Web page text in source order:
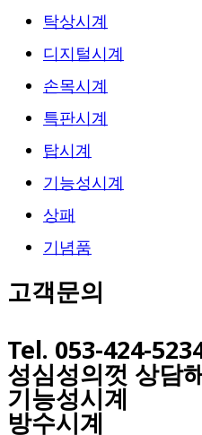
탁상시계
디지털시계
손목시계
특판시계
탑시계
기능성시계
상패
기념품
고객문의
Tel. 053-424-
성심성의껏 상담
기능성시계
방수시계